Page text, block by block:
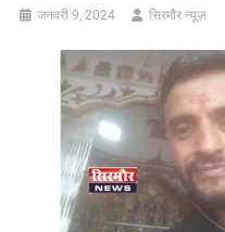
जनवरी 9, 2024 सिरमौर न्यूज़